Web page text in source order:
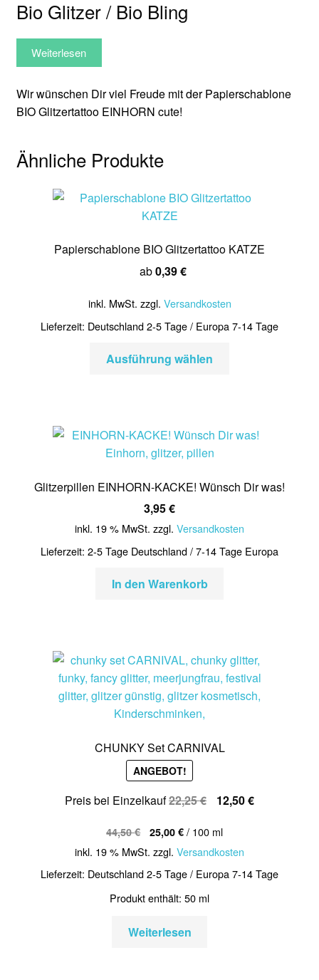
Bio Glitzer / Bio Bling
Weiterlesen
Wir wünschen Dir viel Freude mit der Papierschablone
BIO Glitzertattoo EINHORN cute!
Ähnliche Produkte
Papierschablone BIO Glitzertattoo KATZE
ab0,39€
inkl. MwSt. zzgl. Versandkosten
Lieferzeit: Deutschland 2-5 Tage / Europa 7-14 Tage
Ausführung wählen
auf.
können
der
gewählt
Glitzerpillen EINHORN-KACKE! Wünsch Dir was!
3,95€
inkl. 19 % MwSt. zzgl. Versandkosten
Lieferzeit: 2-5 Tage Deutschland / 7-14 Tage Europa
In den Warenkorb
CHUNKY Set CARNIVAL
ANGEBOT!
Preis bei Einzelkauf22,25€
Ursprünglicher
war:
22,25 €
12,50€Aktueller
44,50€ 25,00€ / 100 ml
inkl. 19 % MwSt. zzgl. Versandkosten
Lieferzeit: Deutschland 2-5 Tage / Europa 7-14 Tage
Produkt enthält: 50 ml
Weiterlesen